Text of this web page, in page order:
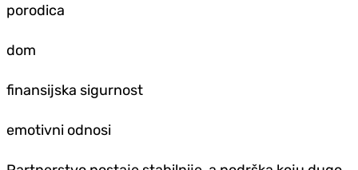
porodica
dom
finansijska sigurnost
emotivni odnosi